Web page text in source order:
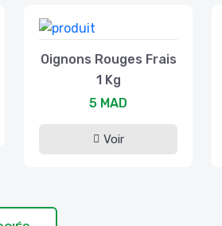
Oignons Rouges Frais
1 Kg
5 MAD
Voir